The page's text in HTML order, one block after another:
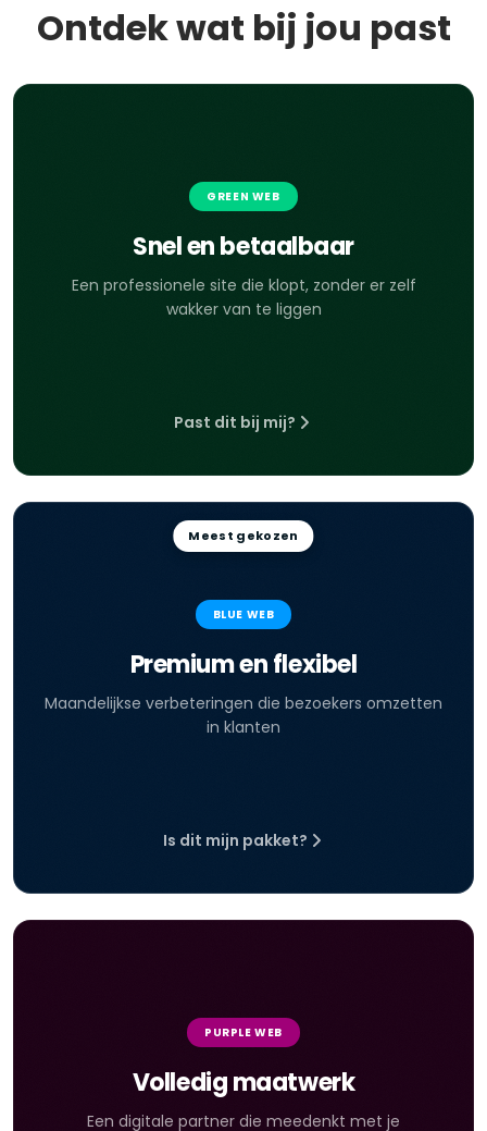
Ontdek wat bij jou past
GREEN WEB
Snel en betaalbaar
Een professionele site die klopt, zonder er zelf
wakker van te liggen
Past dit bij mij?
Meest gekozen
BLUE WEB
Premium en flexibel
Maandelijkse verbeteringen die bezoekers omzetten
in klanten
Is dit mijn pakket?
PURPLE WEB
Volledig maatwerk
Een digitale partner die meedenkt met je